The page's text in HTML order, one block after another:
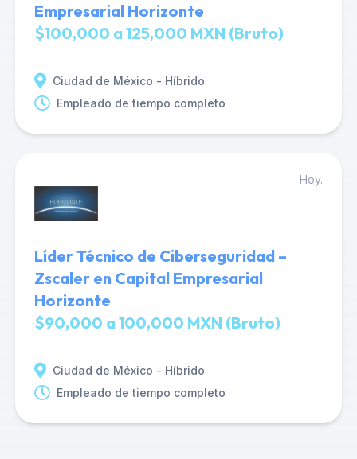
Empresarial Horizonte
$100,000 a 125,000 MXN (Bruto)
Ciudad de México - Híbrido
Empleado de tiempo completo
Hoy.
Líder Técnico de Ciberseguridad –
Zscaler en Capital Empresarial
Horizonte
$90,000 a 100,000 MXN (Bruto)
Ciudad de México - Híbrido
Empleado de tiempo completo